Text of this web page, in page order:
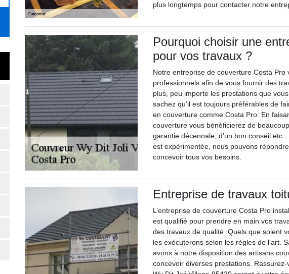
plus longtemps pour contacter notre
Pourquoi choisir une
pour vos travaux ?
Notre entreprise de couverture Costa
professionnels afin de vous fournir des
plus, peu importe les prestations que
sachez qu’il est toujours préférables de
en couverture comme Costa Pro. En
couverture vous bénéficierez de
garantie décennale, d’un bon conseil
est expérimentée, nous pouvons
concevoir tous vos besoins.
Entreprise de travaux
L’entreprise de couverture Costa Pro
est qualifié pour prendre en main vos
des travaux de qualité. Quels que soient
les exécuterons selon les règles de l’art.
avons à notre disposition des artisans
concevoir diverses prestations.